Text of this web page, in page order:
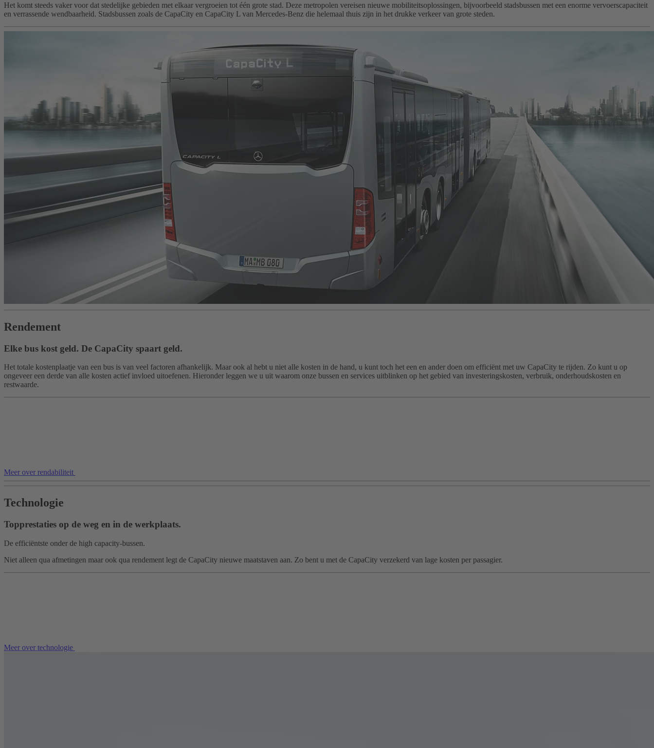
Het komt steeds vaker voor dat stedelijke gebieden met elkaar vergroeien tot één grote stad. Deze metropolen vereisen nieuwe mobiliteitsoplossingen, bijvoorbeeld stadsbussen met een enorme vervoerscapaciteit
en verrassende wendbaarheid. Stadsbussen zoals de CapaCity en CapaCity L van Mercedes-Benz die helemaal thuis zijn in het drukke verkeer van grote steden.
Rendement
Elke bus kost geld. De CapaCity spaart geld.
Het totale kostenplaatje van een bus is van veel factoren afhankelijk. Maar ook al hebt u niet alle kosten in de hand, u kunt toch het een en ander doen om efficiënt met uw CapaCity te rijden. Zo kunt u op
ongeveer een derde van alle kosten actief invloed uitoefenen. Hieronder leggen we u uit waarom onze bussen en services uitblinken op het gebied van investeringskosten, verbruik, onderhoudskosten en
restwaarde.
Meer over rendabiliteit
Technologie
Topprestaties op de weg en in de werkplaats.
De efficiëntste onder de high capacity-bussen.
Niet alleen qua afmetingen maar ook qua rendement legt de CapaCity nieuwe maatstaven aan. Zo bent u met de CapaCity verzekerd van lage kosten per passagier.
Meer over technologie